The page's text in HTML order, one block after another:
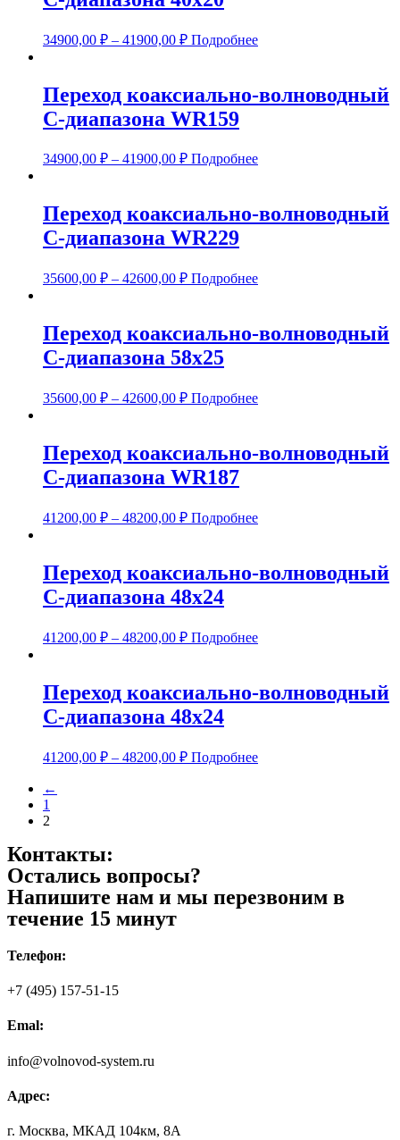
34900,00 ₽ – 41900,00 ₽ Подробнее
Переход коаксиально-волноводный
С-диапазона WR159
34900,00 ₽ – 41900,00 ₽ Подробнее
Переход коаксиально-волноводный
С-диапазона WR229
35600,00 ₽ – 42600,00 ₽ Подробнее
Переход коаксиально-волноводный
С-диапазона 58х25
35600,00 ₽ – 42600,00 ₽ Подробнее
Переход коаксиально-волноводный
С-диапазона WR187
41200,00 ₽ – 48200,00 ₽ Подробнее
Переход коаксиально-волноводный
С-диапазона 48х24
41200,00 ₽ – 48200,00 ₽ Подробнее
Переход коаксиально-волноводный
С-диапазона 48х24
41200,00 ₽ – 48200,00 ₽ Подробнее
←
1
2
Контакты:
Остались вопросы?
Напишите нам и мы перезвоним в
течение 15 минут
Телефон:
+7 (495) 157-51-15
Emal:
info@volnovod-system.ru
Адрес:
г. Москва, МКАД 104км, 8А